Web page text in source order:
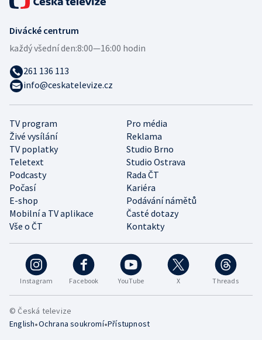
Instagram Facebook YouTube X Threads
TV program
Pro média
Živé vysílání
Reklama
TV poplatky
Studio Brno
Teletext
Studio Ostrava
Podcasty
Rada ČT
Počasí
Kariéra
E-shop
Podávání námětů
Mobilní a TV aplikace
Časté dotazy
Vše o ČT
Kontakty
Divácké centrum
každý všední den:8:00—16:00 hodin
261 136 113
info@ceskatelevize.cz
© Česká televize
English•Ochrana soukromí•Přístupnost